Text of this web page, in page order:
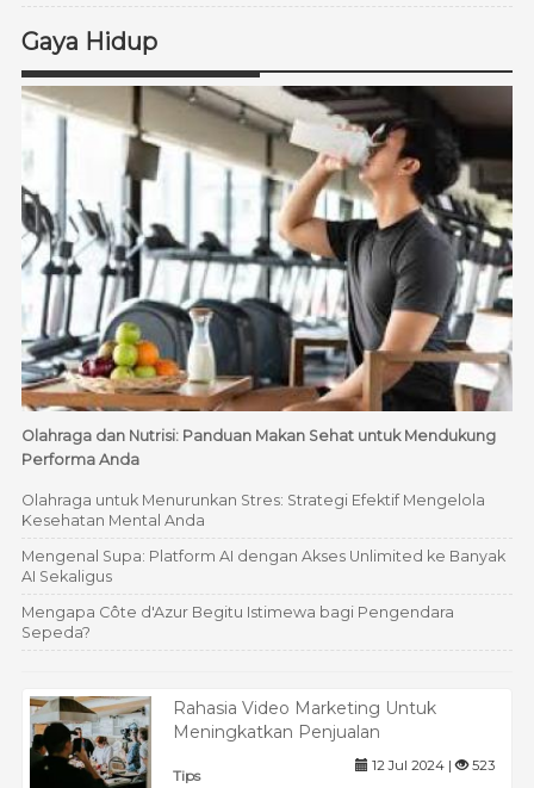
Gaya Hidup
Olahraga dan Nutrisi: Panduan Makan Sehat untuk Mendukung
Performa Anda
Olahraga untuk Menurunkan Stres: Strategi Efektif Mengelola
Kesehatan Mental Anda
Mengenal Supa: Platform AI dengan Akses Unlimited ke Banyak
AI Sekaligus
Mengapa Côte d'Azur Begitu Istimewa bagi Pengendara
Sepeda?
Rahasia Video Marketing Untuk
Meningkatkan Penjualan
Tips
12 Jul 2024 | 523